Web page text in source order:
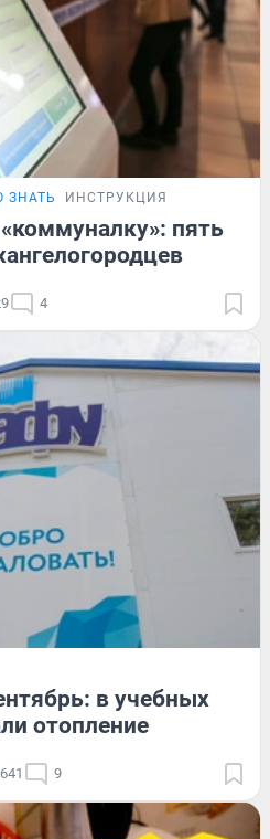
ЗНАТЬ ИНСТРУКЦИЯ
пять
4
в учебных
отопление
9